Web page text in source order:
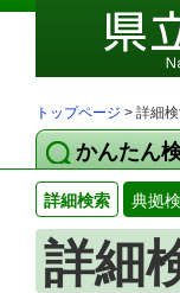
トップページ > 詳細
かんたん
詳細検索 典拠
詳細